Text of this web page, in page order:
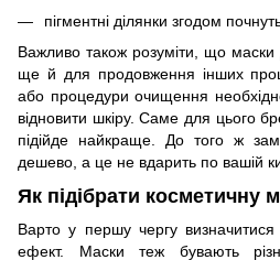
пігментні ділянки згодом
Важливо також розуміти, що
ще й для продовження інших
або процедури очищення
відновити шкіру. Саме для цього
підійде найкраще. До того ж
дешево, а це не вдарить по вашій
Як підібрати косметичну
Варто у першу чергу
ефект. Маски теж бувають